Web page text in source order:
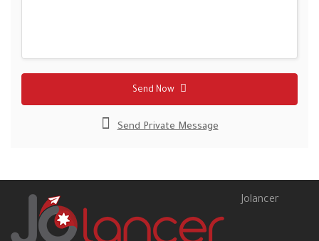
Send Now
Send Private Message
Jolancer